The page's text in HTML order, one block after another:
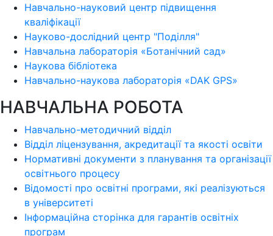
Навчально-науковий центр підвищення
кваліфікації
Науково-дослідний центр "Поділля"
Навчальна лабораторія «Ботанічний сад»
Наукова бібліотека
Навчально-наукова лабораторія «DAK GPS»
НАВЧАЛЬНА РОБОТА
Навчально-методичний відділ
Відділ ліцензування, акредитації та якості освіти
Нормативні документи з планування та організації
освітнього процесу
Відомості про освітні програми, які реалізуються
в університеті
Інформаційна сторінка для гарантів освітніх
програм